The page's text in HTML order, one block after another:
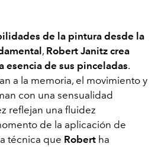
de la pintura desde la
, Robert Janitz crea
esencia de sus pinceladas.
a la memoria, el movimiento y
con una sensualidad
reflejan una fluidez
de la aplicación de
técnica que Robert ha